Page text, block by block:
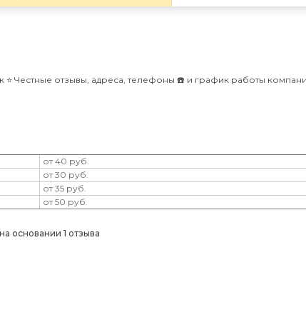
Честные отзывы, адреса, телефоны ☎️ и график работы
от 40 руб.
от 30 руб.
от 35 руб.
от 50 руб.
основании 1 отзыва